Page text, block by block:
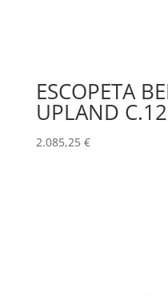
ESCOPETA
UPLAND
2.085,25 €